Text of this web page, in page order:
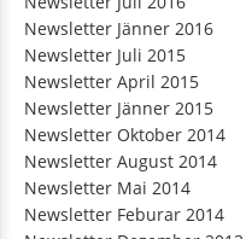
Newsletter Jänner 2016
Newsletter Juli 2015
Newsletter April 2015
Newsletter Jänner 2015
Newsletter Oktober 2014
Newsletter August 2014
Newsletter Mai 2014
Newsletter Feburar 2014
Newsletter Dezember 2013